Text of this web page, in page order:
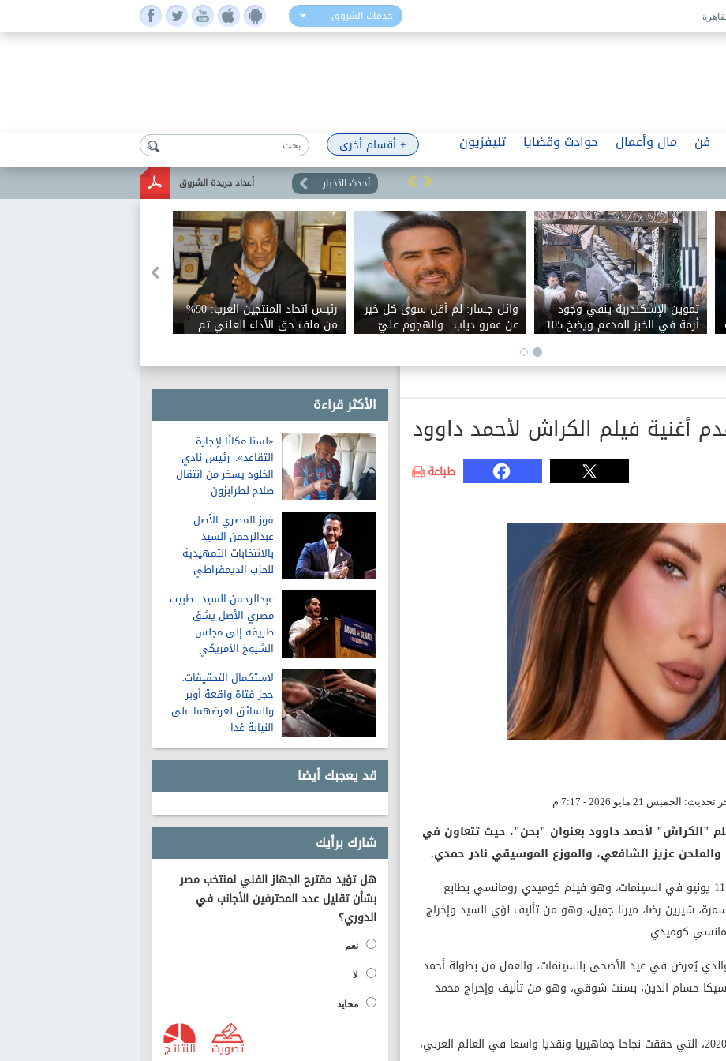
خدمات الشروق
+ أقسام أخرى فن مال وأعمال حوادث وقضايا تليفزيون
أعداد جريدة الشروق أحدث الأخبار
تموين الإسكندرية ينفي وجود
أزمة في الخبز المدعم ويضخ 105
آلاف رغيف إضافي
وائل جسار: لم أقل سوى كل خير
عن عمرو دياب.. والهجوم عليّ
بسبب اجتزاء تصريحاتي
رئيس اتحاد المنتجين العرب: 90%
من ملف حق الأداء العلني تم
الاتفاق عليه
الأكثر قراءة
«لسنا مكانًا لإجازة
التقاعد».. رئيس نادي
الخلود يسخر من انتقال
صلاح لطرابزون
فوز المصري الأصل
عبدالرحمن السيد
بالانتخابات التمهيدية
للحزب الديمقراطي
ميشيجان
عبدالرحمن السيد.. طبيب
مصري الأصل يشق
طريقه إلى مجلس
الشيوخ الأمريكي
لاستكمال التحقيقات..
حجز فتاة واقعة أوبر
والسائق لعرضهما على
النيابة غدا
قد يعجبك أيضا
شارك برأيك
هل تؤيد مقترح الجهاز الفني لمنتخب مصر
بشأن تقليل عدد المحترفين الأجانب في
الدوري؟
نعم
لا
محايد
النتـائـج تصويت
أغنية فيلم الكراش لأحمد داوود
طباعة
"الكراش" لأحمد داوود بعنوان "بحن"، حيث تتعاون في
عزيز الشافعي، والموزع الموسيقي نادر حمدي.
يُطرح فيلم "الكراش" لأحمد داوود يوم 11 يونيو في السينمات، وهو فيلم كوميدي رومانسي بطابع
شيرين رضا، ميرنا جميل، وهو من تأليف لؤي السيد وإخراج
كوميدي.
يُعرض في عيد الأضحى بالسينمات، والعمل من بطولة أحمد
حسام الدين، بسنت شوقي، وهو من تأليف وإخراج محمد
ويستند الفيلم إلى روايته الصادرة عام 2020، التي حققت نجاحا جماهيريا ونقديا واسعا في العالم العربي،